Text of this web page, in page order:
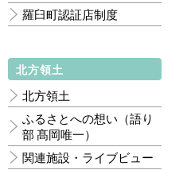
羅臼町認証店制度
北方領土
北方領土
ふるさとへの想い（語り
部 髙岡唯一）
関連施設・ライブビュー